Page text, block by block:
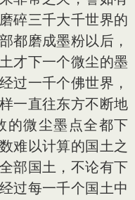
碎三千大千世界的
都磨成墨粉以后，
才下一个微尘的墨
过一千个佛世界，
一直往东方不断地
的微尘墨点全都下
难以计算的国土之
部国土，不论有下
过每一千个国土中